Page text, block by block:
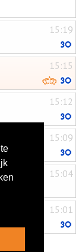
15:19
15:15
15:12
15:09
15:04
15:01